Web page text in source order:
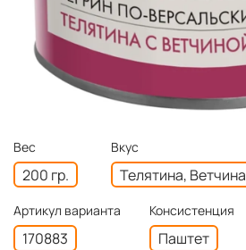
Вес
200 гр.
Вкус
Телятина, Ветчина
Артикул варианта
170883
Консистенция
Паштет